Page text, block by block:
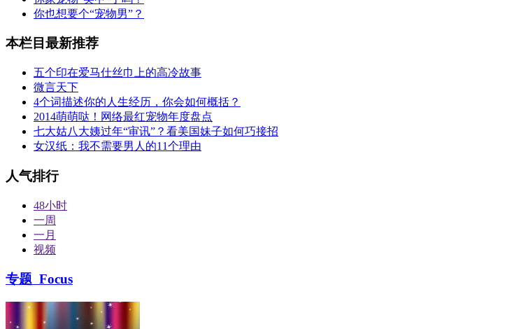
你也想要个“宠物男”？
本栏目最新推荐
五个印在爱马仕丝巾上的高冷故事
微言天下
4个词描述你的人生经历，你会如何概括？
2014萌萌哒！网络最红宠物年度盘点
七大姑八大姨过年“审讯”？看美国妹子如何巧接招
女汉纸：我不需要男人的11个理由
人气排行
48小时
一周
一月
视频
专题 Focus